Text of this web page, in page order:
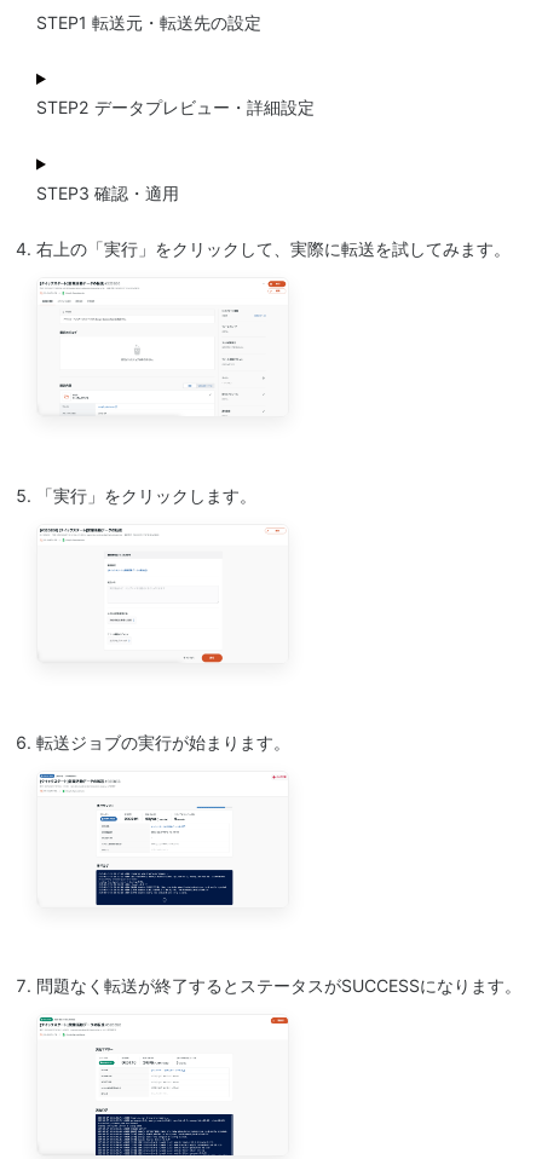
STEP1 転送元・転送先の設定
STEP2 データプレビュー・詳細設定
STEP3 確認・適用
右上の「実行」をクリックして、実際に転送を試してみます。
「実行」をクリックします。
転送ジョブの実行が始まります。
問題なく転送が終了するとステータスがSUCCESSになります。